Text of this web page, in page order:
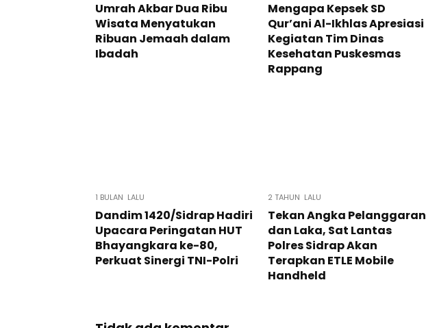
Umrah Akbar Dua Ribu
Wisata Menyatukan
Ribuan Jemaah dalam
Ibadah
Mengapa Kepsek SD
Qur’ani Al-Ikhlas Apresiasi
Kegiatan Tim Dinas
Kesehatan Puskesmas
Rappang
1 BULAN LALU
Dandim 1420/Sidrap Hadiri
Upacara Peringatan HUT
Bhayangkara ke-80,
Perkuat Sinergi TNI-Polri
2 TAHUN LALU
Tekan Angka Pelanggaran
dan Laka, Sat Lantas
Polres Sidrap Akan
Terapkan ETLE Mobile
Handheld